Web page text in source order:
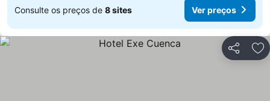
Consulte os preços de 8 sites Ver preços
Partilhar